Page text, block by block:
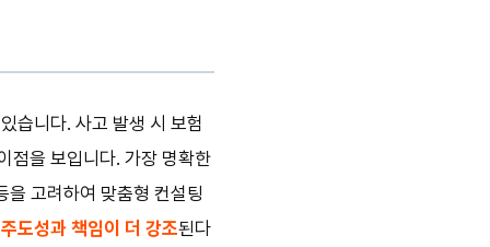
습니다. 사고 발생 시 보험
점을 보입니다. 가장 명확한
을 고려하여 맞춤형 컨설팅
도성과 책임이 더 강조된다